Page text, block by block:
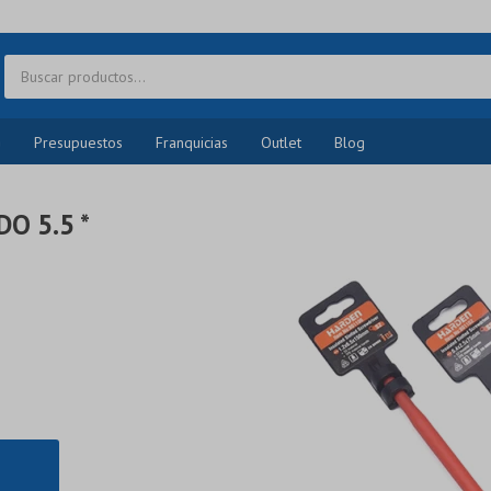
Presupuestos Franquicias Outlet Blog
5.5 *